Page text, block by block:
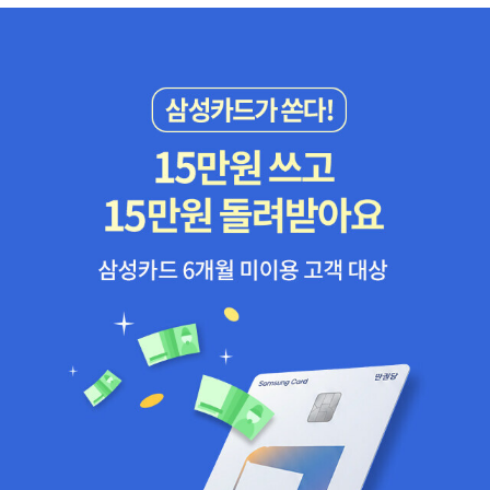
수 있도록 도와주면 된다.세상은 빠르게 변화하고 있다. 변화하는 세
상에 과거의 이론 중심 교육은 그다지 도움이 안된다. 교육에도 빠르
게 변화가 일어나고 있고 새로운 교육 모델이 나오고 있다. 세상에는
구조적 변화를 위한 프로그램이 얼마나 성공할 수 있는지 가능성을
평가하는 공식이 있다.현재 교육에 대한 불만은 점점 더 커질 것이다.
그리고 중요한 것은 새로운 교육에 대한 공통적인 비전이다. 여기에
이론 중심 교육에서 벗어나 새로운 비전에 대한 시도들이 합쳐진다면
새로운 교육 모델은 그에 대항하는 저항값보다 커질 것이기 때문에
성공 가능성이 높아진다. ​이 책을 읽으면서 우리나라를 되돌아봤을
때 아직까지 우리나라는 과거부터 이어져온 입시 위주의 교육이다.
유치원부터 다양한 시도를 하고, 교육을 바꿔가고 있지만, 결국은 대
학입시를 위한 교육으로 끝난다.개인적인 생각인데, 대학 입시가 중
요하다는 인식을 버리지 않고서는 교육이 바뀌지 않을 것 같다. 하지
만 과거의 이론 중심의 교육보다는 사회참여 프로젝트 기반의 교육이
로 간 이해중심 통합교육과정, 교사교육과정 어떻게 만들고 운영할
까, 학교의 미래 전문적 학습공동체로 열다, 과정중심피드백, 디지털
지능, 한발앞선 부모는 인공지능을 공부한다. 교육을 가로막는 벽, 미
래의 교육을 설계한다.자폐아들과 아빠의 작은 승리, IB를 말한다. 대
한민국의 시험, 꿈의 학교 헬레네 랑에사회[5권]생명가격표, 좌우파
사전, 언론혐오사회, 시험능력주의, 두려움 없는 조직역사[7권]중앙
아시아사, 대한민국의 설계자들, 폭격기의 달이 뜨면, 역사의 역사, 유
애덤스미스씨, 저녁은 누가 차려줬어요?,예술,건축[6권]난처한 동양
미술 이야기1, 2권, 반고흐 예술의 편지1-2권, 공간혁명, 컬러의 힘지
리[4권]지리의 힘 2, 앞으로 100년 인류의 미래를 위한 100장의 지
도, 지도위의 붉은 선, 지리학이 중요하다.경영투자[1권]나는 대출없
이 0원으로 소형아파트를 산다다음은 올해 읽은 책 중 10권이다.10.
컬러의 말 이 책을 읽기 전 사실 색에 큰 관심이 없었다. 하지만 공간